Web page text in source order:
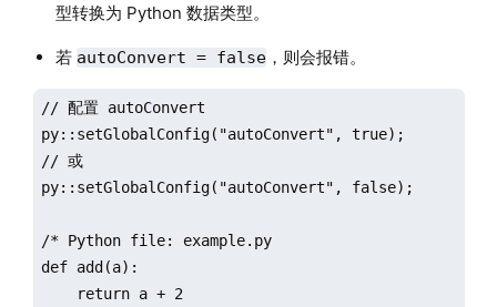
型转换为 Python 数据类型。
若 autoConvert = false，则会报错。
// 配置 autoConvert
py::setGlobalConfig("autoConvert", true);
// 或
py::setGlobalConfig("autoConvert", false);
/* Python file: example.py
def add(a):
    return a + 2